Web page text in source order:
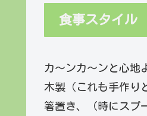
食事スタイル
カ～ンカ～ンと心地
木製（これも手作り
箸置き、（時にスプ